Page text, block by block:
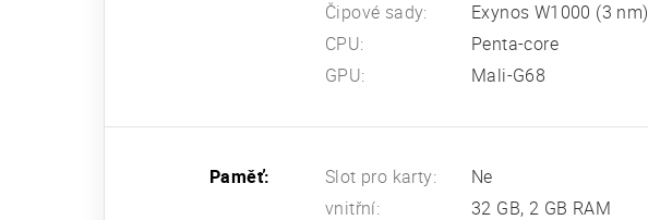
Čipové sady:
Exynos W1000 (3 nm)
CPU:
Penta-core
GPU:
Mali-G68
Paměť: Slot pro karty:
Ne
vnitřní:
32 GB, 2 GB RAM